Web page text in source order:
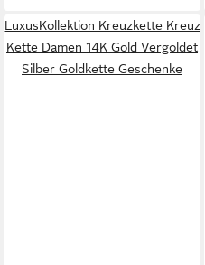
LuxusKollektion Kreuzkette Kreuz
Kette Damen 14K Gold Vergoldet
Silber Goldkette Geschenke